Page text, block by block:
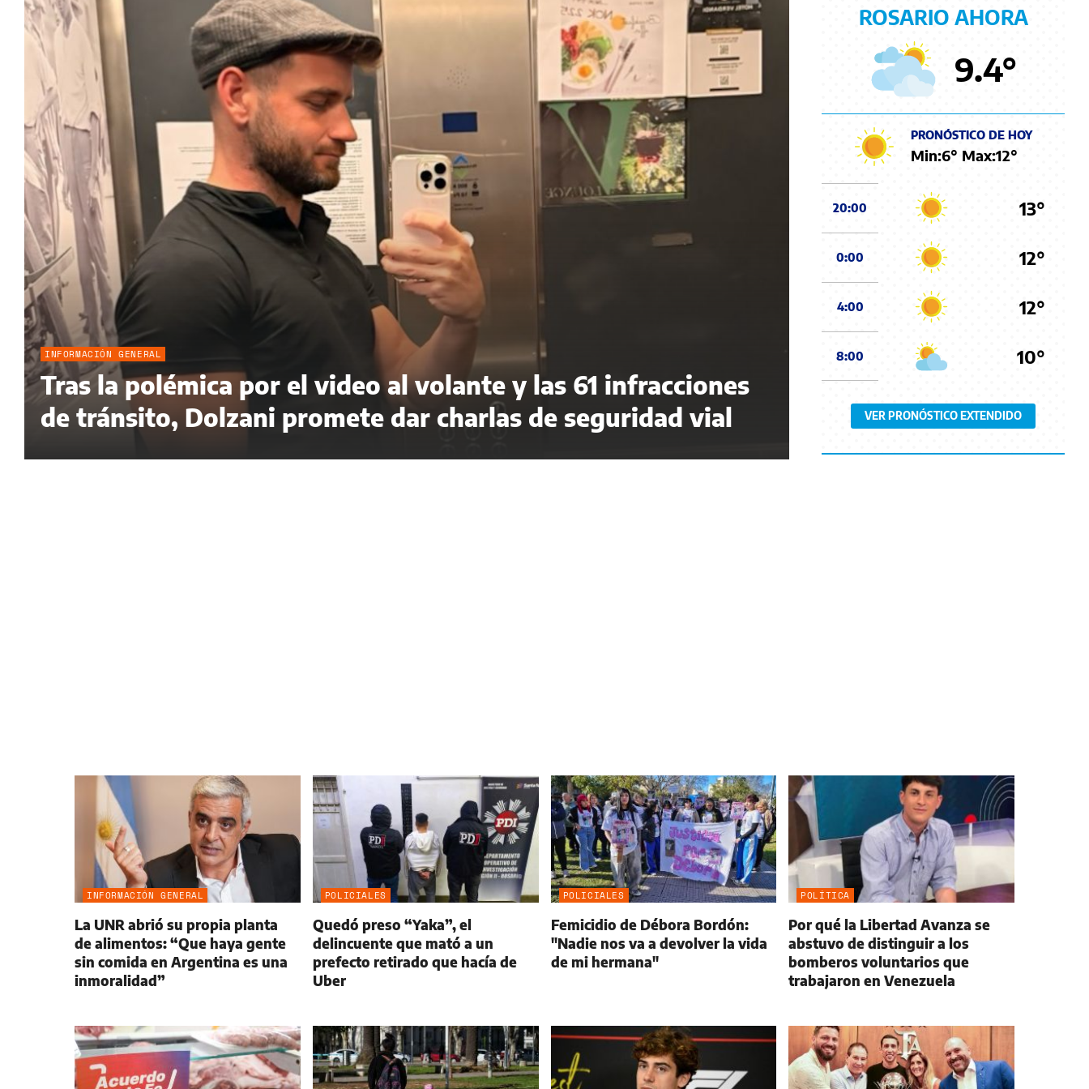
INFORMACIÓN GENERAL
Tras la polémica por el video al volante y las 61 infracciones
de tránsito, Dolzani promete dar charlas de seguridad vial
ROSARIO AHORA
9.4°
PRONÓSTICO DE HOY
Min:6° Max:12°
20:00 13°
0:00 12°
4:00 12°
8:00 10°
VER PRONÓSTICO EXTENDIDO
INFORMACIÓN GENERAL
La UNR abrió su propia planta
de alimentos: “Que haya gente
sin comida en Argentina es una
inmoralidad”
POLICIALES
Quedó preso “Yaka”, el
delincuente que mató a un
prefecto retirado que hacía de
Uber
POLICIALES
Femicidio de Débora Bordón:
"Nadie nos va a devolver la vida
de mi hermana"
POLÍTICA
Por qué la Libertad Avanza se
abstuvo de distinguir a los
bomberos voluntarios que
trabajaron en Venezuela